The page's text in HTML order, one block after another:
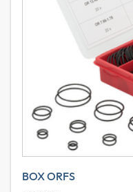
BOX ORFS